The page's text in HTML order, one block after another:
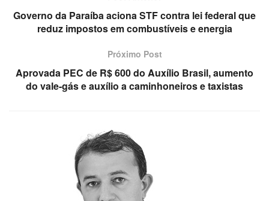
Governo da Paraíba aciona STF contra lei federal que
reduz impostos em combustíveis e energia
Próximo Post
Aprovada PEC de R$ 600 do Auxílio Brasil, aumento
do vale-gás e auxílio a caminhoneiros e taxistas